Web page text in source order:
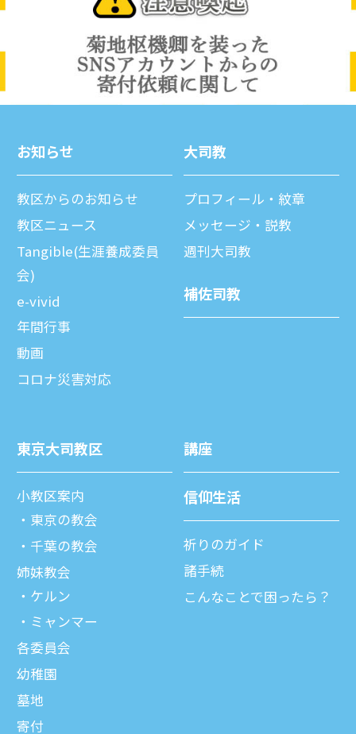
お知らせ
教区からのお知らせ
教区ニュース
Tangible(生涯養成委員
会)
e-vivid
年間⾏事
動画
コロナ災害対応
⼤司教
プロフィール・紋章
メッセージ・説教
週刊⼤司教
補佐司教
東京⼤司教区
⼩教区案内
東京の教会
千葉の教会
姉妹教会
ケルン
ミャンマー
各委員会
幼稚園
墓地
寄付
講座
信仰⽣活
祈りのガイド
諸⼿続
こんなことで困ったら？